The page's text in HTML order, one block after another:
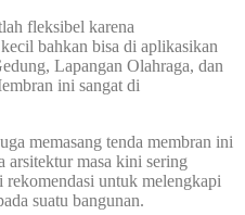
fleksibel karena
bahkan bisa di aplikasikan
Lapangan Olahraga, dan
ini sangat di
memasang tenda membran ini
arsitektur masa kini sering
rekomendasi untuk melengkapi
suatu bangunan.